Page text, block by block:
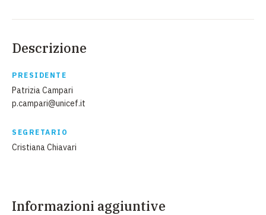
Descrizione
PRESIDENTE
Patrizia Campari
p.campari@unicef.it
SEGRETARIO
Cristiana Chiavari
Informazioni aggiuntive